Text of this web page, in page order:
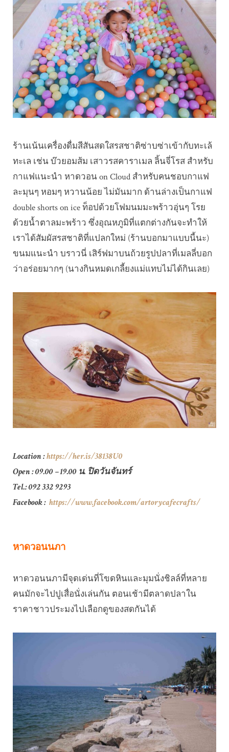
ร้านเน้นเครื่องดื่มสีสันสดใสรสชาติซ่าบซ่าเข้ากับทะเล้
ทะเล เช่น บ๊วยอมส้ม เสาวรสคาราเมล ลิ้นจี่โรส สำหรับ
กาแฟแนะนำ หาดวอน on Cloud สำหรับคนชอบกาแฟ
ละมุนๆ หอมๆ หวานน้อย ไม่มันมาก ด้านล่างเป็นกาแฟ
double shorts on ice ท็อปด้วยโฟมนมมะพร้าวอุ่นๆ โรย
ด้วยน้ำตาลมะพร้าว ซึ่งอุณหภูมิที่แตกต่างกันจะทำให้
เราได้สัมผัสรสชาติที่แปลกใหม่ (ร้านบอกมาแบบนี้นะ)
ขนมแนะนำ บราวนี่ เสิร์ฟมาบนถ้วยรูปปลาที่เมลลี่บอก
ว่าอร่อยมากๆ (นางกินหมดเกลี้ยงแม่แทบไม่ได้กินเลย)
Location :https://her.is/38138U0
Open : 09.00 – 19.00 น. ปิดวันจันทร์
Tel.: 092 332 9293
Facebook : https://www.facebook.com/artorycafecrafts/
หาดวอนนภา
หาดวอนนภามีจุดเด่นที่โขดหินและมุมนั่งชิลล์ที่หลาย
คนมักจะไปปูเสื่อนั่งเล่นกัน ตอนเช้ามีตลาดปลาใน
ราคาชาวประมงไปเลือกดูของสดกันได้